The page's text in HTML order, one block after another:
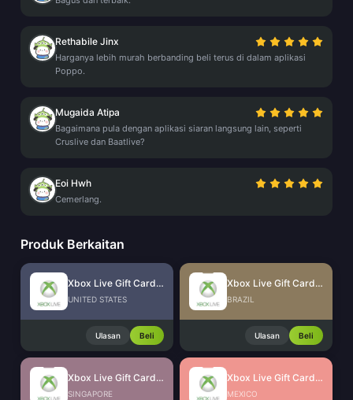
Rethabile Jinx
Harganya lebih murah berbanding beli terus di dalam aplikasi
Poppo.
Mugaida Atipa
Bagaimana pula dengan aplikasi siaran langsung lain, seperti
Cruslive dan Baatlive?
Eoi Hwh
Cemerlang.
Produk Berkaitan
Xbox Live Gift Card (US)
UNITED STATES
Ulasan Beli
Xbox Live Gift Card (BR)
BRAZIL
Ulasan Beli
Xbox Live Gift Card (SG)
SINGAPORE
Xbox Live Gift Card (MX)
MEXICO